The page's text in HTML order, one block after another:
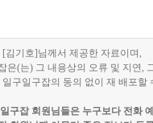
[김기호]님께서 제공한 자료이며,
은(는) 그 내용상의 오류 및 지연,
일구일구잡의 동의 없이 재 배포할
구잡 회원님들은 누구보다 전화